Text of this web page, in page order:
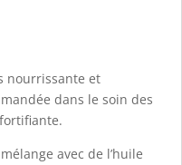
nourrissante et
dans le soin des
avec de l’huile